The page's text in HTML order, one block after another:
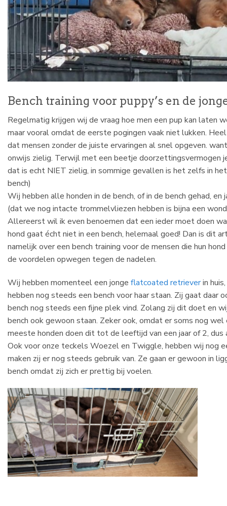
Bench training voor puppy’s en de
Regelmatig krijgen wij de vraag hoe men een pup kan laten
maar vooral omdat de eerste pogingen vaak niet lukken.
dat mensen zonder de juiste ervaringen al snel opgeven.
onwijs zielig. Terwijl met een beetje doorzettingsvermogen
dat is echt NIET zielig, in sommige gevallen is het zelfs in
bench)
Wij hebben alle honden in de bench, of in de bench gehad,
(dat we nog intacte trommelvliezen hebben is bijna een
Allereerst wil ik even benoemen dat een ieder moet doen
hond gaat écht niet in een bench, helemaal goed! Dan is dit
namelijk over een bench training voor de mensen die hun
de voordelen opwegen tegen de nadelen.
Wij hebben momenteel een jonge flatcoated retrieverin
hebben nog steeds een bench voor haar staan. Zij gaat daar
bench nog steeds een fijne plek vind. Zolang zij dit doet en
bench ook gewoon staan. Zeker ook, omdat er soms nog
meeste honden doen dit tot de leeftijd van een jaar of 2, dus
Ook voor onze teckels Woezel en Twiggle, hebben wij nog
maken zij er nog steeds gebruik van. Ze gaan er gewoon in
bench omdat zij zich er prettig bij voelen.